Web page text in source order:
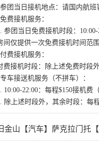
团当日接机地点：请国内航班
费接机服务：
参团当日免费接机时段：
间仅提供一次免费接机时间范
费接机服务：
费接机时段：除上述免费时段
车接送机服务（不拼车）：
10:00-22:00：每程$150接机
除上述时段外，其余时段：每
旧金山【汽车】萨克拉门托